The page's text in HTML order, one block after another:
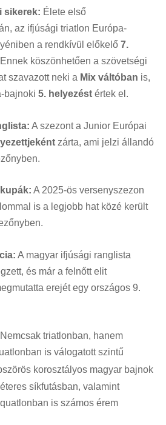
sikerek: Élete első
az ifjúsági triatlon Európa-
a rendkívül előkelő 7.
Ennek köszönhetően a szövetségi
szavazott neki a Mix váltóban is,
bajnoki 5. helyezést értek el .
A szezont a Junior Európai
zárta, ami jelzi állandó
.
A 2025-ös versenyszezon
is a legjobb hat közé került
.
A magyar ifjúsági ranglista
és már a felnőtt elit
erejét egy országos 9.
Nemcsak triatlonban, hanem
is válogatott szintű
korosztályos magyar bajnok
síkfutásban, valamint
is számos érem